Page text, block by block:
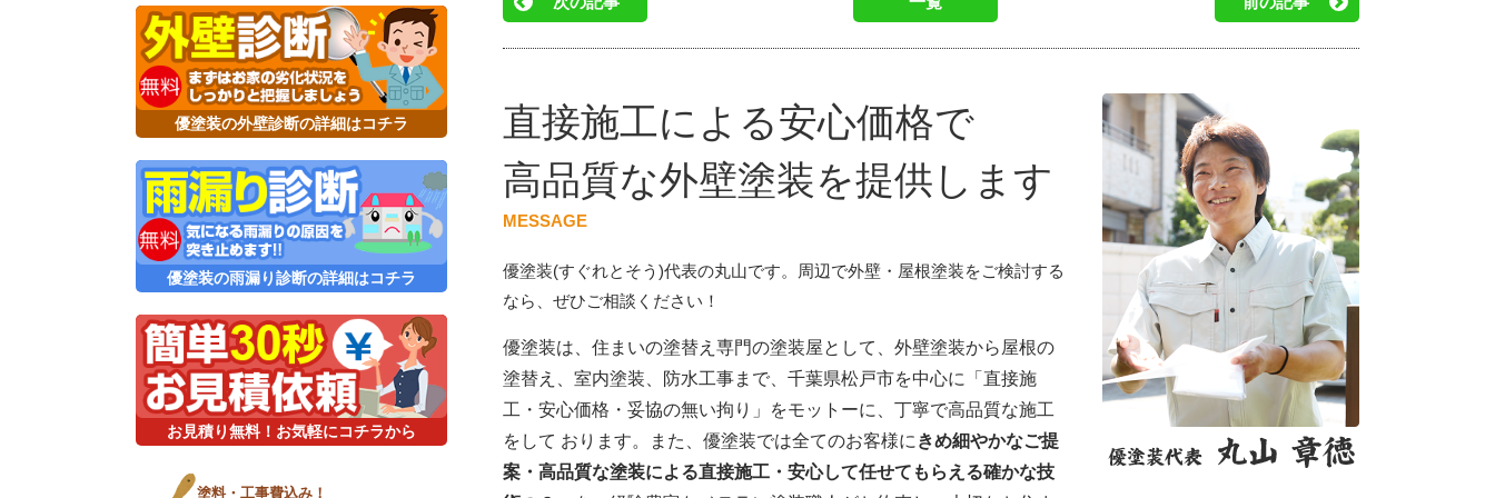
直接施工による安心価格で
高品質な外壁塗装を提供します
MESSAGE
優塗装(すぐれとそう)代表の丸山です。周辺で外壁・屋根塗装をご検討する
なら、ぜひご相談ください！
優塗装は、住まいの塗替え専門の塗装屋として、外壁塗装から屋根の
塗替え、室内塗装、防水工事まで、千葉県松戸市を中心に「直接施
工・安心価格・妥協の無い拘り」をモットーに、丁寧で高品質な施工
をして おります。また、優塗装では全てのお客様に きめ細やかなご提
案・高品質な塗装による直接施工・安心して任せてもらえる確かな技
優塗装の外壁診断の詳細はコチラ
優塗装の雨漏り診断の詳細はコチラ
お見積り無料！お気軽にコチラから
塗料・工事費込み！